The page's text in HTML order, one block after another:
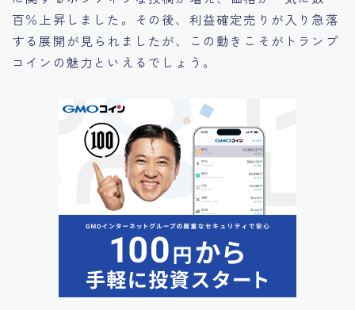
百％上昇しました。その後、利益確定売りが入り急落
する展開が見られましたが、この動きこそがトランプ
コインの魅力といえるでしょう。